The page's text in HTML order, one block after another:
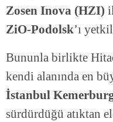
Zosen Inova (HZI)
ZiO-Podolsk’ı
Bununla birlikte
kendi alanında en
İstanbul
sürdürdüğü atıktan